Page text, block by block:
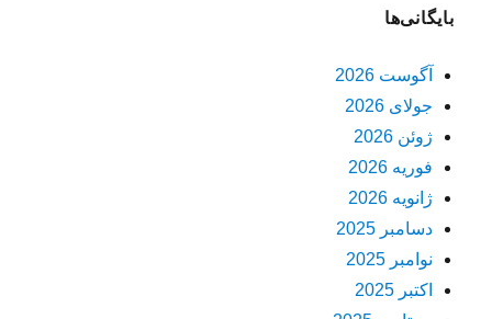
بایگانی‌ها
آگوست 2026
جولای 2026
ژوئن 2026
فوریه 2026
ژانویه 2026
دسامبر 2025
نوامبر 2025
اکتبر 2025